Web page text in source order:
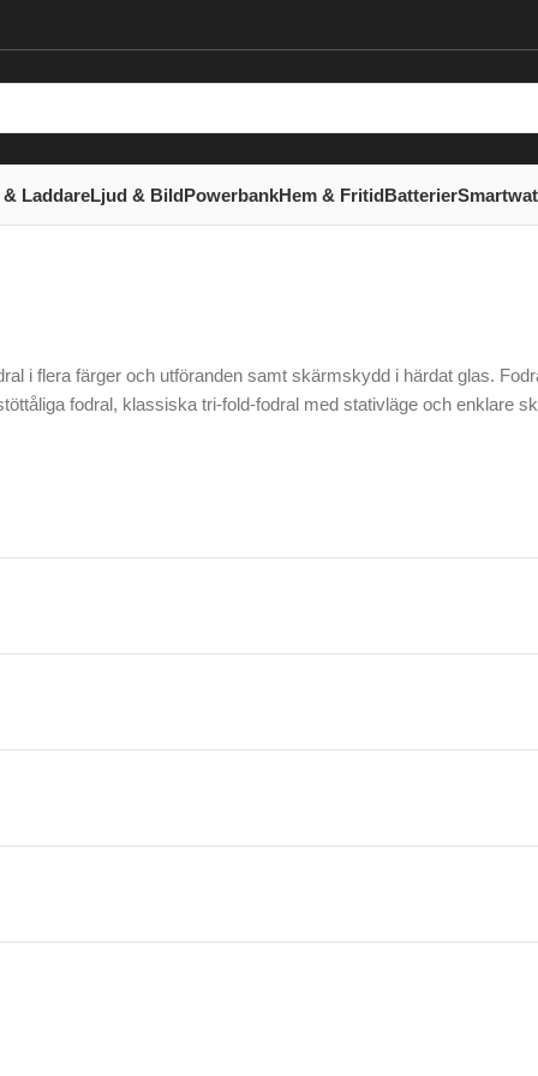
LaddareLjud & BildPowerbankHem & FritidBatterier
i flera färger och utföranden samt skärmskydd i härdat glas.
fodral, klassiska tri-fold-fodral med stativläge och enklare